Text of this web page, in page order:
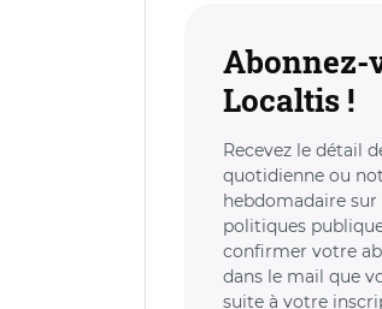
Abonnez-
Localtis !
Recevez le détail
quotidienne ou
hebdomadaire sur
politiques
confirmer votre
dans le mail que
suite à votre